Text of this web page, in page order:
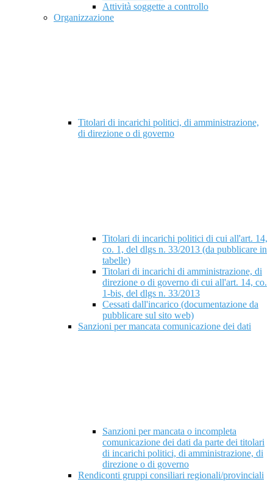
Attività soggette a controllo
Organizzazione
Titolari di incarichi politici, di amministrazione,
di direzione o di governo
Titolari di incarichi politici di cui all'art. 14,
co. 1, del dlgs n. 33/2013 (da pubblicare in
tabelle)
Titolari di incarichi di amministrazione, di
direzione o di governo di cui all'art. 14, co.
1-bis, del dlgs n. 33/2013
Cessati dall'incarico (documentazione da
pubblicare sul sito web)
Sanzioni per mancata comunicazione dei dati
Sanzioni per mancata o incompleta
comunicazione dei dati da parte dei titolari
di incarichi politici, di amministrazione, di
direzione o di governo
Rendiconti gruppi consiliari regionali/provinciali